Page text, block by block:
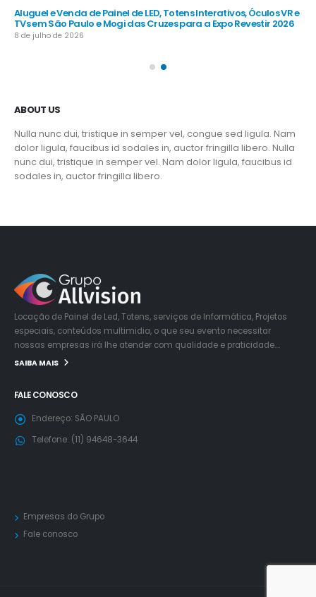
Aluguel e Venda de Painel de LED, Totens Interativos, Óculos VR e
TVs em São Paulo e Mogi das Cruzes para a Expo Revestir 2026
8 de julho de 2026
ABOUT US
Nulla nunc dui, tristique in semper vel, congue sed ligula. Nam
dolor ligula, faucibus id sodales in, auctor fringilla libero. Nulla
nunc dui, tristique in semper vel. Nam dolor ligula, faucibus id
sodales in, auctor fringilla libero.
Locação de Painel de Led, Totens, serviços de Informática, Projetos
especiais, conteúdos multimidia, o que seu evento necessitar
nossas empresas irá lhe atender com qualidade e praticidade….
SAIBA MAIS
FALE CONOSCO
Endereço: SÃO PAULO
Telefone: (11) 94648-3644
Empresas do Grupo
Fale conosco